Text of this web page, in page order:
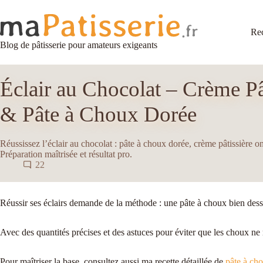
contenu
Blog de pâtisserie pour amateurs exigeants
Éclair au Chocolat – Crème
& Pâte à Choux Dorée
Réussissez l’éclair au chocolat : pâte à choux dorée, crème pâtissière
Préparation maîtrisée et résultat pro.
22
Réussir ses éclairs demande de la méthode : une pâte à choux bien
Avec des quantités précises et des astuces pour éviter que les choux